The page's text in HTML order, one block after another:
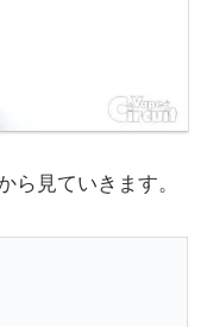
ら見ていきます。